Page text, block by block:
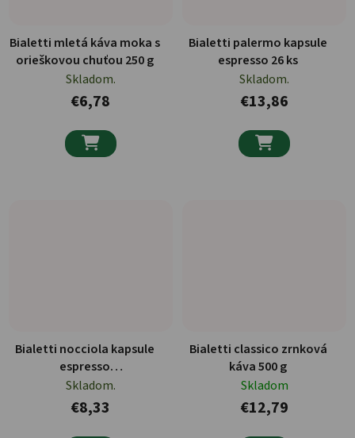
Bialetti mletá káva moka s
orieškovou chuťou 250 g
Skladom.
€6,78

Bialetti palermo kapsule
espresso 26 ks
Skladom.
€13,86

Bialetti nocciola kapsule
espresso
lieskovoorieškové 12ks
Skladom.
€8,33
Bialetti classico zrnková
káva 500 g
Skladom
€12,79